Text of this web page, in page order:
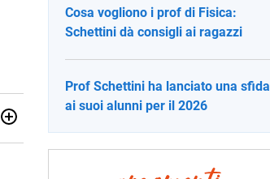
Cosa vogliono i prof di Fisica:
Schettini dà consigli ai ragazzi
Prof Schettini ha lanciato una sfida
ai suoi alunni per il 2026